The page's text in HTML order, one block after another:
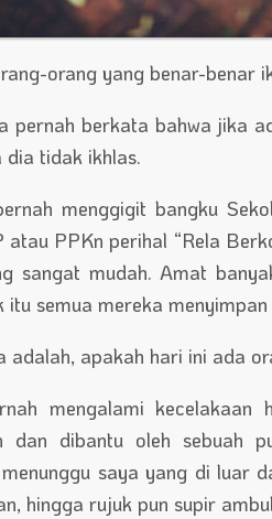
orang yang benar-benar
pernah berkata bahwa jika
dia tidak ikhlas.
menggigit bangku
PPKn perihal “Rela
sangat mudah. Amat
itu semua mereka
adalah, apakah hari ini ada
mengalami kecelakaan
dibantu oleh sebuah
saya yang di luar
hingga rujuk pun supir